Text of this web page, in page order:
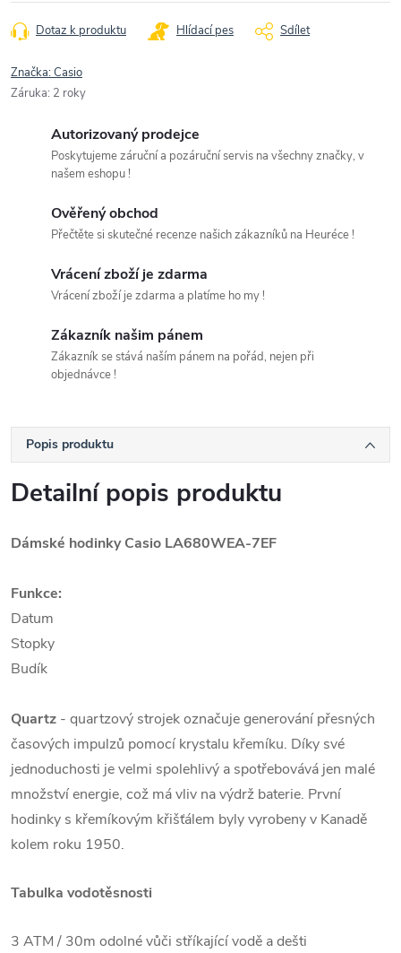
Dotaz k produktu Hlídací pes Sdílet
Značka:Casio
Záruka: 2 roky
Autorizovaný prodejce
Poskytujeme záruční a pozáruční servis na všechny značky, v
našem eshopu !
Ověřený obchod
Přečtěte si skutečné recenze našich zákazníků na Heuréce !
Vrácení zboží je zdarma
Vrácení zboží je zdarma a platíme ho my !
Zákazník našim pánem
Zákazník se stává naším pánem na pořád, nejen při
objednávce !
Popis produktu
Detailní popis produktu
Dámské hodinky Casio LA680WEA-7EF
Funkce:
Datum
Stopky
Budík
Quartz - quartzový strojek označuje generování přesných
časových impulzů pomocí krystalu křemíku. Díky své
jednoduchosti je velmi spolehlivý a spotřebovává jen malé
množství energie, což má vliv na výdrž baterie. První
hodinky s křemíkovým křišťálem byly vyrobeny v Kanadě
kolem roku 1950.
Tabulka vodotěsnosti
3 ATM / 30m odolné vůči stříkající vodě a dešti